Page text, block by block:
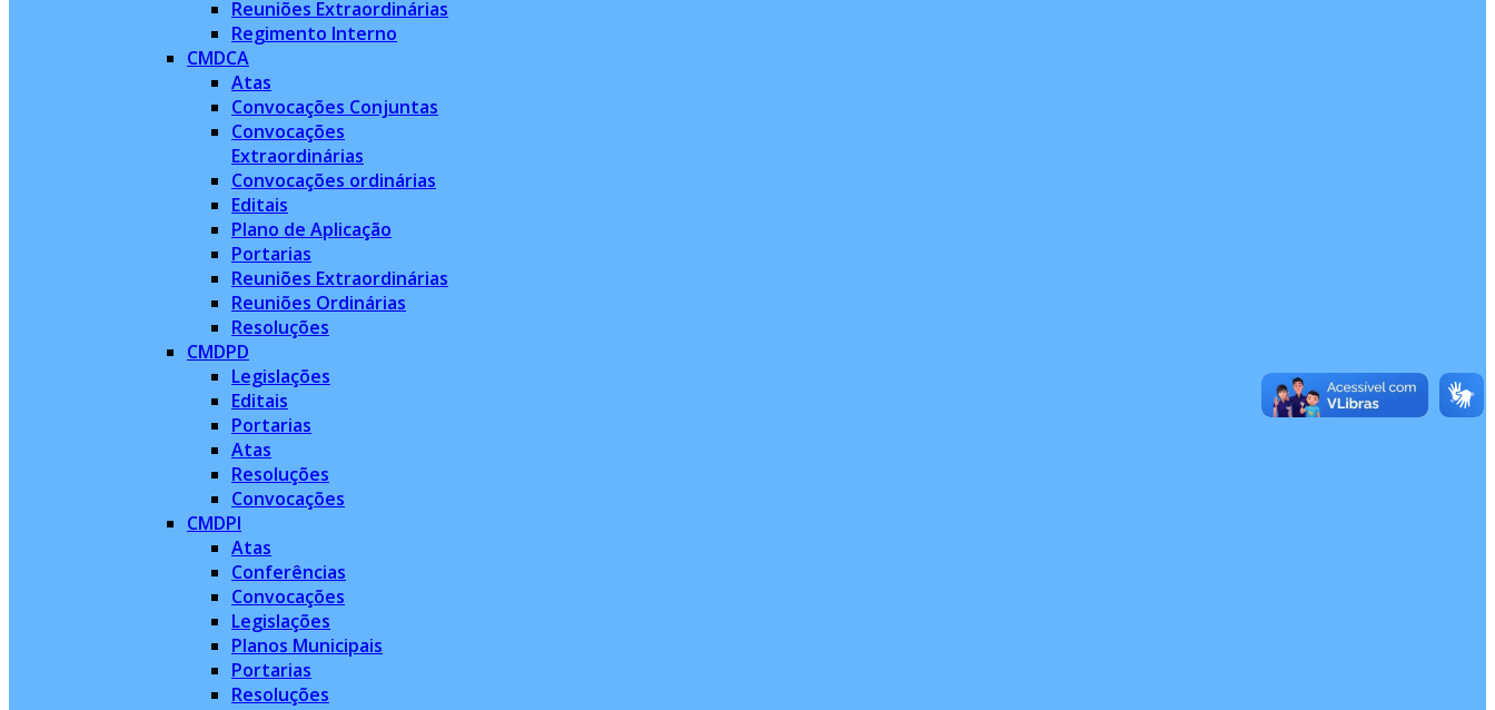
Reuniões Extraordinárias
Regimento Interno
CMDCA
Atas
Convocações Conjuntas
Convocações
Extraordinárias
Convocações ordinárias
Editais
Plano de Aplicação
Portarias
Reuniões Extraordinárias
Reuniões Ordinárias
Resoluções
CMDPD
Legislações
Editais
Portarias
Atas
Resoluções
Convocações
CMDPI
Atas
Conferências
Convocações
Legislações
Planos Municipais
Portarias
Resoluções